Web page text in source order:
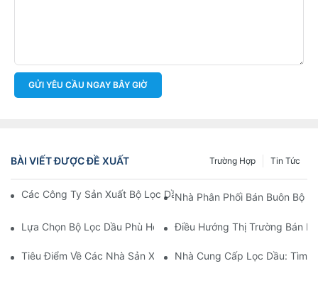
GỬI YÊU CẦU NGAY BÂY GIỜ
BÀI VIẾT ĐƯỢC ĐỀ XUẤT Tin Tức
Trường Hợp
Các Công Ty Sản Xuất Bộ Lọc Dầu Hàng Đầu: Tổng Quan Toàn
Nhà Phân Phối Bán Buôn Bộ
Lựa Chọn Bộ Lọc Dầu Phù Hợp Cho Mẫu Xe Của Bạn: Những
Điều Hướng Thị Trường Bán
Tiêu Điểm Về Các Nhà Sản Xuất Bộ Lọc Dầu Hàng Đầu Và
Nhà Cung Cấp Lọc Dầu: Tìm